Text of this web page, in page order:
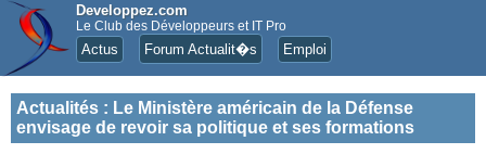
Developpez.com
Le Club des Développeurs et IT Pro
Actus Forum Actualit�s Emploi
Actualités : Le Ministère américain de la Défense
envisage de revoir sa politique et ses formations